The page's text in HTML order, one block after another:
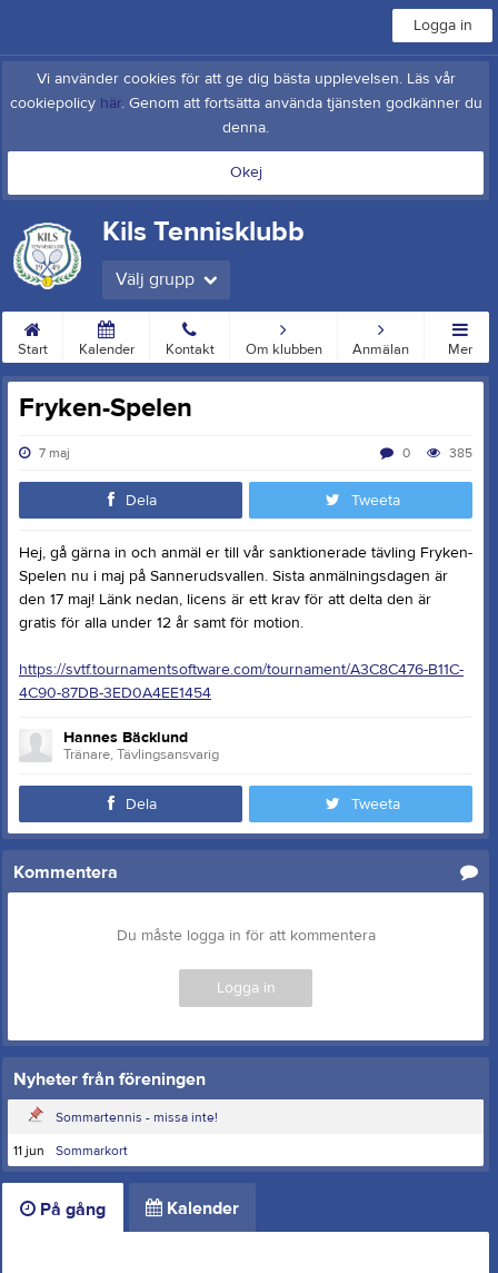
Logga in
Vi använder cookies för att ge dig bästa upplevelsen. Läs vår
cookiepolicy här. Genom att fortsätta använda tjänsten godkänner du
denna.
Okej
Kils Tennisklubb
Välj grupp
Start Kalender Kontakt Om klubben Anmälan Mer
Fryken-Spelen
7 maj 385
0
Dela Tweeta
Hej, gå gärna in och anmäl er till vår sanktionerade tävling Fryken-
Spelen nu i maj på Sannerudsvallen. Sista anmälningsdagen är
den 17 maj! Länk nedan, licens är ett krav för att delta den är
gratis för alla under 12 år samt för motion.
https://svtf.tournamentsoftware.com/tournament/A3C8C476-B11C-
4C90-87DB-3ED0A4EE1454
Hannes Bäcklund
Tränare, Tävlingsansvarig
Dela Tweeta
Kommentera
Du måste logga in för att kommentera
Logga in
Nyheter från föreningen
Sommartennis - missa inte!
11 jun
Sommarkort
På gång Kalender